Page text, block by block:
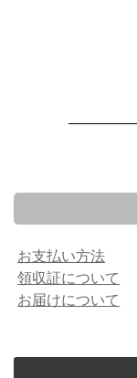
お支払い方法
領収証について
お届けについて